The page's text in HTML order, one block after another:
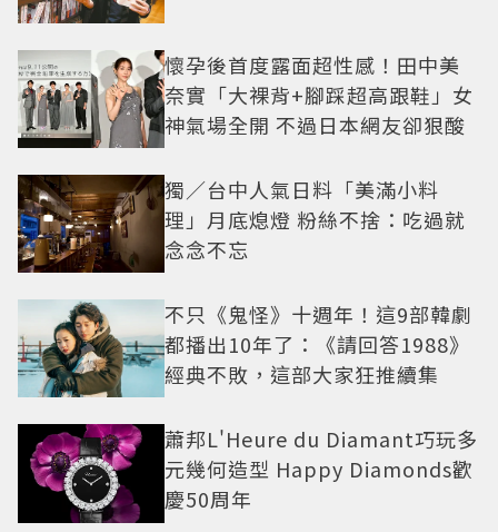
懷孕後首度露面超性感！田中美
奈實「大裸背+腳踩超高跟鞋」女
神氣場全開 不過日本網友卻狠酸
獨／台中人氣日料「美滿小料
理」月底熄燈 粉絲不捨：吃過就
念念不忘
不只《鬼怪》十週年！這9部韓劇
都播出10年了：《請回答1988》
經典不敗，這部大家狂推續集
蕭邦L'Heure du Diamant巧玩多
元幾何造型 Happy Diamonds歡
慶50周年